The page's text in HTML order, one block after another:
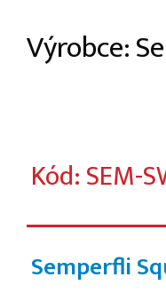
Výrobce:
Kód: SEM-
Semperfli